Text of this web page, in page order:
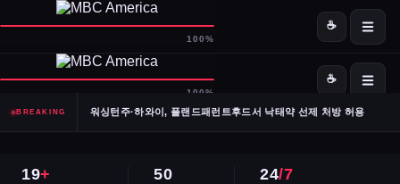
BREAKING
SpaceX·OpenAI, IPO 계획 공식 확인… 시장 기대감 고조
Meta, 전체 인력 10% 감원 후 수천 명을 AI 사업부로 재배치
워싱턴주·하와이, 플랜드패런트후드서 낙태약 선제 처방 허용
19+ 50 24/7